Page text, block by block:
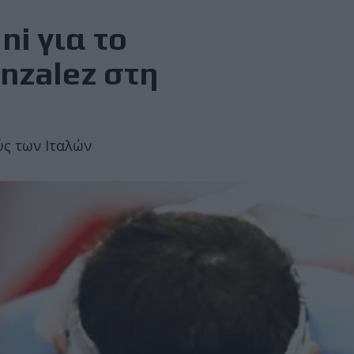
για το
στη
των Ιταλών